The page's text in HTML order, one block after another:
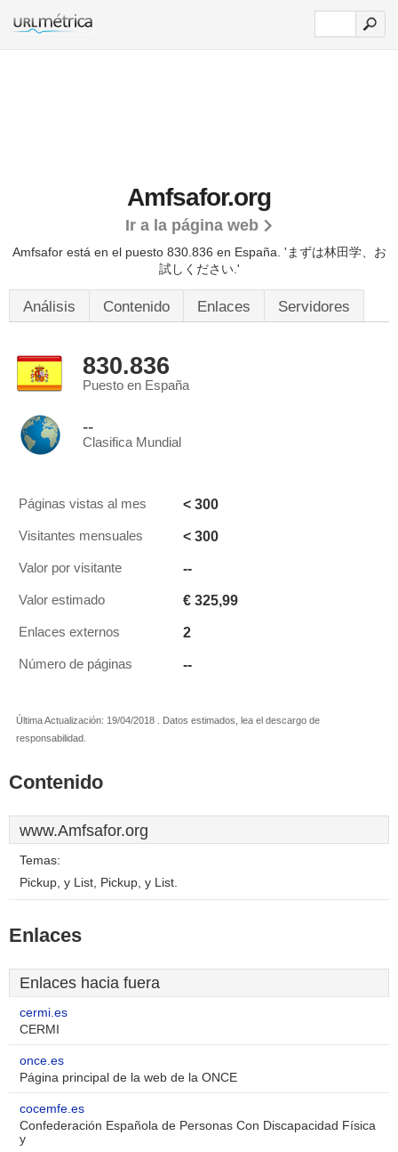
Amfsafor.org
Ir a la página web
Amfsafor está en el puesto 830.836 en España. 'まずは林田学、お
試しください.'
Análisis Contenido Enlaces Servidores
830.836
Puesto en España
--
Clasifica Mundial
Páginas vistas al mes < 300
Visitantes mensuales < 300
Valor por visitante --
Valor estimado € 325,99
Enlaces externos 2
Número de páginas --
Última Actualización: 19/04/2018 . Datos estimados, lea el descargo de
responsabilidad.
Contenido
www.Amfsafor.org
Temas:
Pickup, y List, Pickup, y List.
Enlaces
Enlaces hacia fuera
cermi.es
CERMI
once.es
Página principal de la web de la ONCE
cocemfe.es
Confederación Española de Personas Con Discapacidad Física
y